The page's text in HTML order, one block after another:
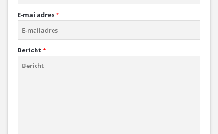
E-mailadres*
Bericht*